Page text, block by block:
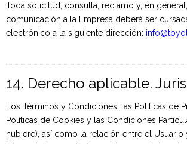
Toda solicitud, consulta, reclamo y, en
comunicación a la Empresa deberá ser
electrónico a la siguiente dirección:
14. Derecho aplicable.
Los Términos y Condiciones, las Políticas de
Políticas de Cookies y las Condiciones
hubiere), así como la relación entre el Usuario